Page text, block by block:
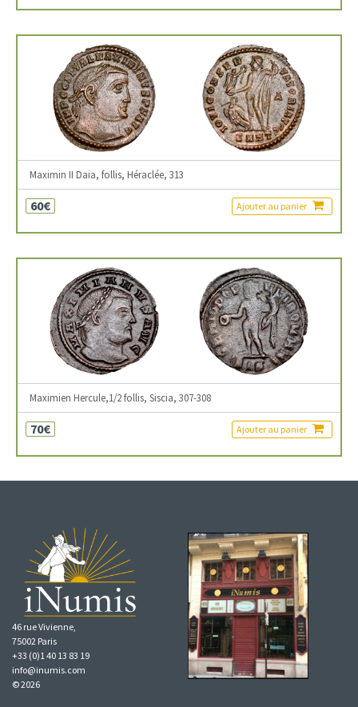
Maximin II Daia, follis, Héraclée, 313
60€ Ajouter au panier
Maximien Hercule,1/2 follis, Siscia, 307-308
70€ Ajouter au panier
46 rue Vivienne,
75002 Paris
+33 (0)1 40 13 83 19
info@inumis.com
© 2026